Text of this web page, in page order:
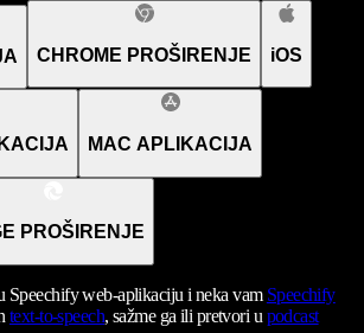
CHROME PROŠIRENJE iOS
MAC APLIKACIJA
PROŠIRENJE
Speechify web-aplikaciju i neka vam Speechify
text-to-speech, sažme ga ili pretvori u podcast